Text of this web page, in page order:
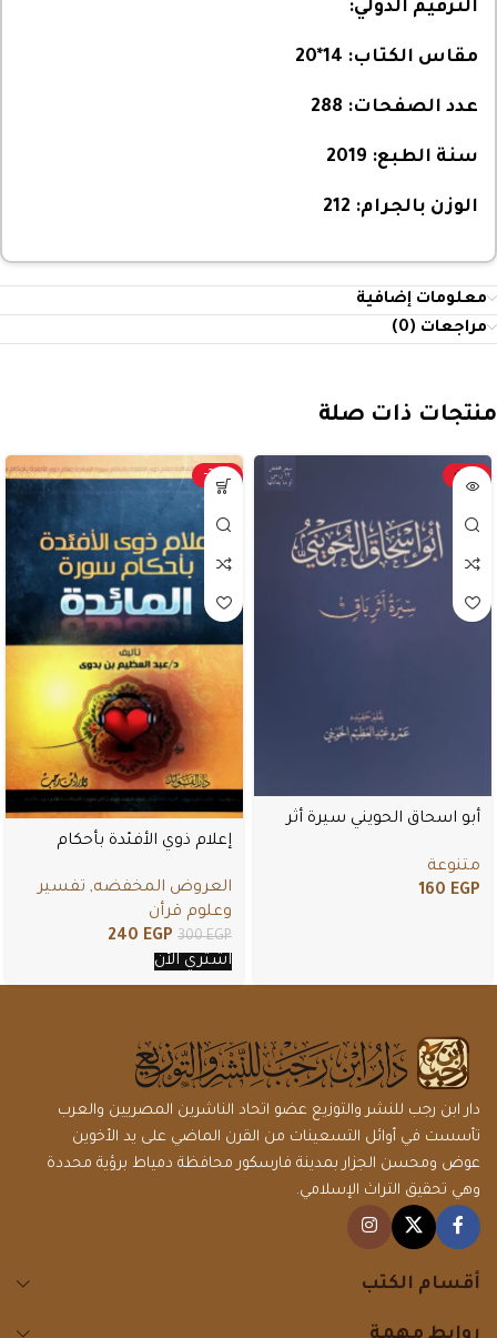
الترقيم الدولي:
مقاس الكتاب:
عدد الصفحات:
سنة الطبع:
الوزن بالجرام:
معلومات إضافية
مراجعات (0)
منتجات ذات صلة
بيعت
أبو اسحاق الحويني سيرة أثر
متنوعة
160 EGP
-20%
إعلام ذوي الأفئدة بأحكام
العروض المخفضه, تفسير
وعلوم قرأن
300EGP
240 EGP
اشتري الأن
دار ابن رجب للنشر والتوزيع عضو اتحاد الناشرين المصريين والعرب
تأسست في أوائل التسعينات من القرن الماضي على يد الأخوين
عوض ومحسن الجزار بمدينة فارسكور محافظة دمياط برؤية محددة
وهي تحقيق التراث الإسلامي.
أقسام الكتب